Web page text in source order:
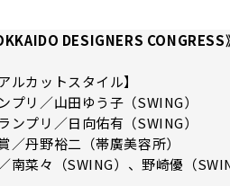
DESIGNERS CONGRESS
ルカットスタイル】
プリ／山田ゆう子（SWING）
ンプリ／日向佑有（SWING）
／丹野裕二（帯廣美容所）
南菜々（SWING）、野崎優（